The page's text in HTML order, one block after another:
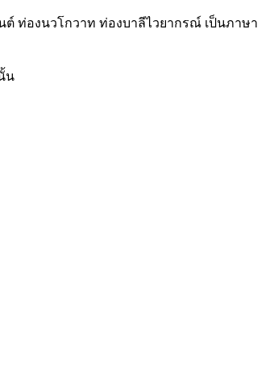
ท่องนวโกวาท ท่องบาลีไวยากรณ์ เป็นภาษา
น